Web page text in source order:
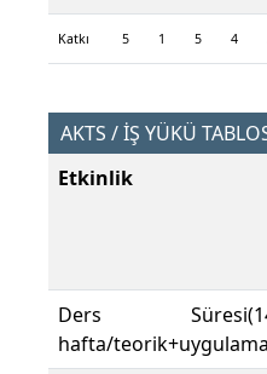
Katkı 5 1 5 4
AKTS / İŞ YÜKÜ
Etkinlik
Ders
hafta/